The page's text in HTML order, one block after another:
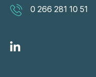
0 266 281 10 51